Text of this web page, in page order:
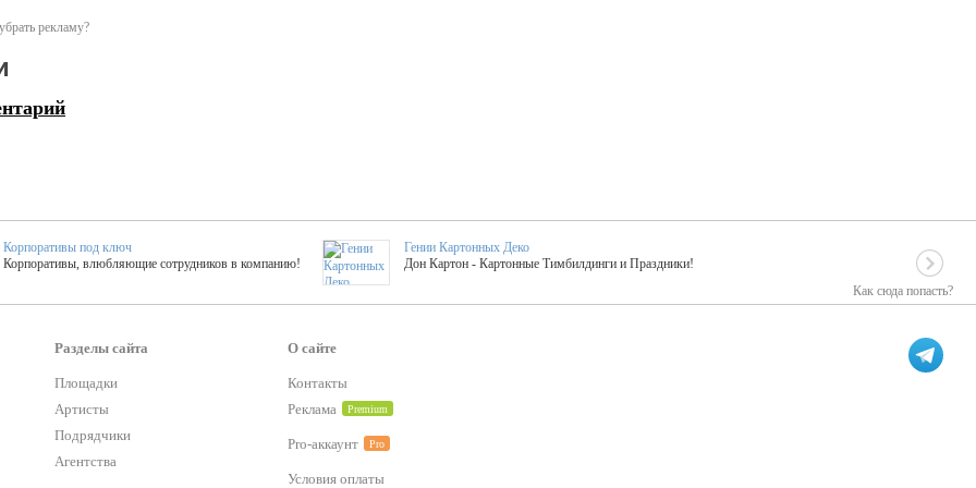
рекламу?
Как сюда попасть?
Корпоративы под ключ
Корпоративы, влюбляющие сотрудников в компанию!
Гении Картонных Деко
Дон Картон - Картонные Тимбилдинги и Праздники!
Более 420 мастер-классов на выезде на мероприятие!
классы
25 активностей! Смета за 15 минут!
Букинг компания №1
Разделы сайта
Площадки
Артисты
Подрядчики
Агентства
О сайте
Контакты
Реклама
Premium
Pro-аккаунт Pro
Условия оплаты